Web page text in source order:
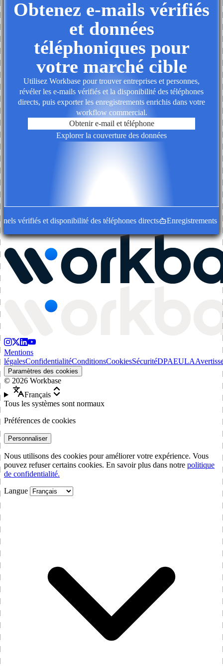
Obtenez e-mails vérifiés
et données
téléphoniques pour
votre marché cible
Utilisez Workbase pour trouver entreprises et personnes,
révéler les e-mails vérifiés et la disponibilité des téléphones
directs, puis exporter les enregistrements enrichis dans votre
workflow commercial.
Obtenir e-mail et téléphone
Explorer la couverture des données
vérifiés et disponibilité des téléphones directs Enregistrements
Mentions
légalesConfidentialitéConditionsCookiesSécuritéDPAEULA
Paramètres des cookies
© 2026 Workbase
Français
Tous les systèmes sont normaux
Préférences de cookies
Personnaliser
Nous utilisons des cookies pour améliorer votre expérience. Vous
pouvez refuser certains cookies. En savoir plus dans notre politique
de confidentialité.
Langue